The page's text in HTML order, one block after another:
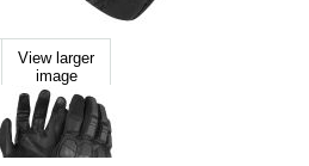
View larger
image